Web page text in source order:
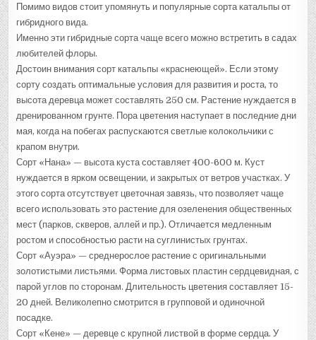
Помимо видов стоит упомянуть и популярные сорта катальпы от
гибридного вида.
Именно эти гибридные сорта чаще всего можно встретить в садах
любителей флоры.
Достоин внимания сорт катальпы «краснеющей». Если этому
сорту создать оптимальные условия для развития и роста, то
высота деревца может составлять 250 см. Растение нуждается в
дренированном грунте. Пора цветения наступает в последние дни
мая, когда на побегах распускаются светлые колокольчики с
крапом внутри.
Сорт «Нана» — высота куста составляет 400-600 м. Куст
нуждается в ярком освещении, и закрытых от ветров участках. У
этого сорта отсутствует цветочная завязь, что позволяет чаще
всего использовать это растение для озеленения общественных
мест (парков, скверов, аллей и пр.). Отличается медленным
ростом и способностью расти на суглинистых грунтах.
Сорт «Ауэра» — среднерослое растение с оригинальными
золотистыми листьями. Форма листовых пластин сердцевидная, с
парой углов по сторонам. Длительность цветения составляет 15-
20 дней. Великолепно смотрится в групповой и одиночной
посадке.
Сорт «Кене» — деревце с крупной листвой в форме сердца. У